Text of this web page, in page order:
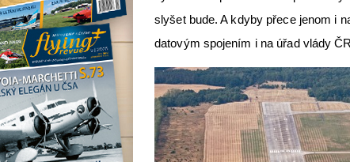
slyšet bude. A kdyby přece jenom i
datovým spojením i na úřad vlády